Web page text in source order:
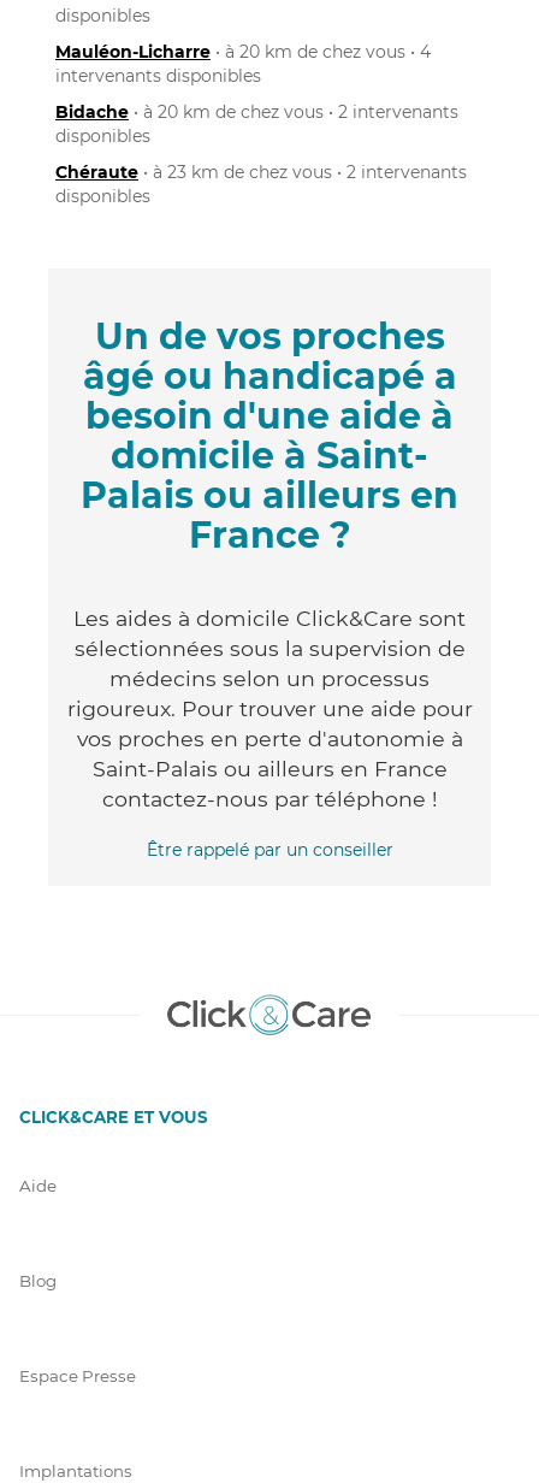
disponibles
Mauléon-Licharre • à 20 km de chez vous • 4
intervenants disponibles
Bidache • à 20 km de chez vous • 2 intervenants
disponibles
Chéraute • à 23 km de chez vous • 2 intervenants
disponibles
Un de vos proches
âgé ou handicapé a
besoin d'une aide à
domicile à Saint-
Palais ou ailleurs en
France ?
Les aides à domicile Click&Care sont
sélectionnées sous la supervision de
médecins selon un processus
rigoureux. Pour trouver une aide pour
vos proches en perte d'autonomie à
Saint-Palais ou ailleurs en France
contactez-nous par téléphone !
Être rappelé par un conseiller
CLICK&CARE ET VOUS
Aide
Blog
Espace Presse
Implantations